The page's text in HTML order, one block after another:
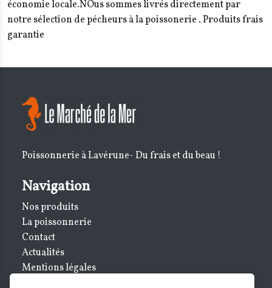
économie locale.NOus sommes livrés directement par
notre sélection de pécheurs à la poissonerie . Produits frais
garantie
Poissonnerie à Lavérune- Du frais et du beau !
Navigation
Nos produits
La poissonnerie
Contact
Actualités
Mentions légales